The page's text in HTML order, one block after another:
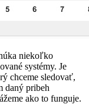
niekoľko
systémy. Je
chceme sledovať,
daný pribeh
ako to funguje.